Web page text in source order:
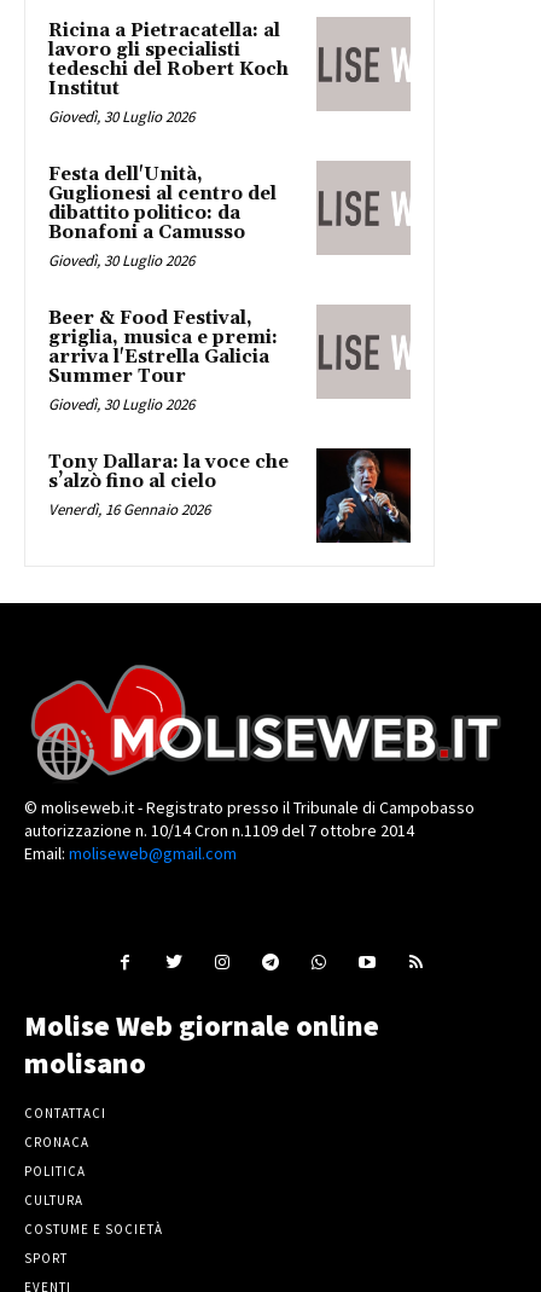
Ricina a Pietracatella: al
lavoro gli specialisti
tedeschi del Robert Koch
Institut
Giovedì, 30 Luglio 2026
Festa dell'Unità,
Guglionesi al centro del
dibattito politico: da
Bonafoni a Camusso
Giovedì, 30 Luglio 2026
Beer & Food Festival,
griglia, musica e premi:
arriva l'Estrella Galicia
Summer Tour
Giovedì, 30 Luglio 2026
Tony Dallara: la voce che
s’alzò fino al cielo
Venerdì, 16 Gennaio 2026
© moliseweb.it - Registrato presso il Tribunale di Campobasso
autorizzazione n. 10/14 Cron n.1109 del 7 ottobre 2014
Email: moliseweb@gmail.com
Molise Web giornale online
molisano
CONTATTACI
CRONACA
POLITICA
CULTURA
COSTUME E SOCIETÀ
SPORT
EVENTI